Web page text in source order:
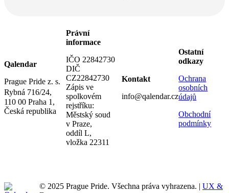
Qalendar
Prague Pride z. s.
Rybná 716/24,
110 00 Praha 1,
Česká republika
Právní
informace
IČO 22842730
DIČ
CZ22842730
Zápis ve
spolkovém
rejstříku:
Městský soud
v Praze,
oddíl L,
vložka 22311
Kontakt
info@qalendar.cz
Ostatní
odkazy
Ochrana
osobních
údajů
Obchodní
podmínky
© 2025 Prague Pride. Všechna práva vyhrazena. | UX &